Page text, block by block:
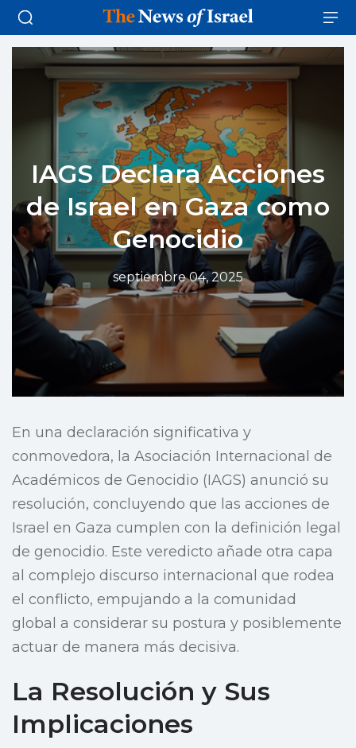
IAGS Declara Acciones
de Israel en Gaza como
Genocidio
septiembre 04, 2025
En una declaración significativa y
conmovedora, la Asociación Internacional de
Académicos de Genocidio (IAGS) anunció su
resolución, concluyendo que las acciones de
Israel en Gaza cumplen con la definición legal
de genocidio. Este veredicto añade otra capa
al complejo discurso internacional que rodea
el conflicto, empujando a la comunidad
global a considerar su postura y posiblemente
actuar de manera más decisiva.
La Resolución y Sus
Implicaciones